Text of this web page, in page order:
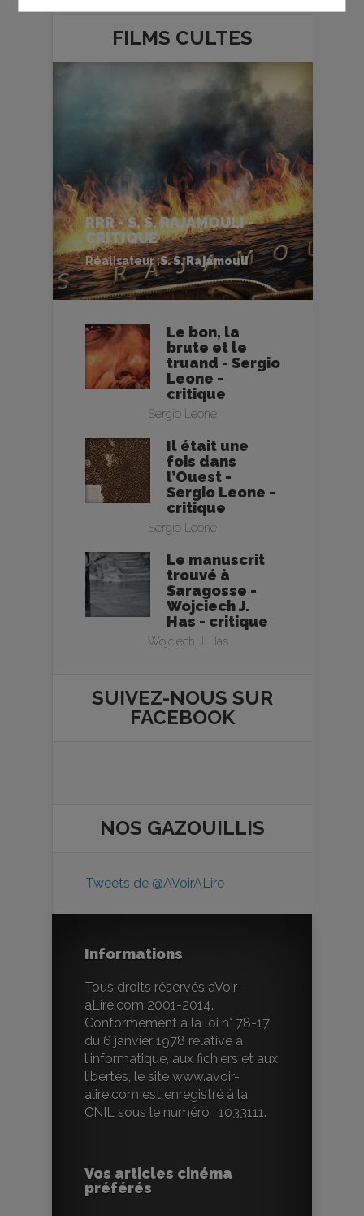
FILMS CULTES
RRR - S. S. RAJAMOULI -
CRITIQUE
Réalisateur :S. S. Rajamouli
Le bon, la
brute et le
truand - Sergio
Leone -
critique
Sergio Leone
Il était une
fois dans
l’Ouest -
Sergio Leone -
critique
Sergio Leone
Le manuscrit
trouvé à
Saragosse -
Wojciech J.
Has - critique
Wojciech J. Has
SUIVEZ-NOUS SUR
FACEBOOK
NOS GAZOUILLIS
Tweets de @AVoirALire
Informations
Tous droits réservés aVoir-
aLire.com 2001-2014.
Conformément à la loi n° 78-17
du 6 janvier 1978 relative à
l'informatique, aux fichiers et aux
libertés, le site www.avoir-
alire.com est enregistré à la
CNIL sous le numéro : 1033111.
Vos articles cinéma
préférés